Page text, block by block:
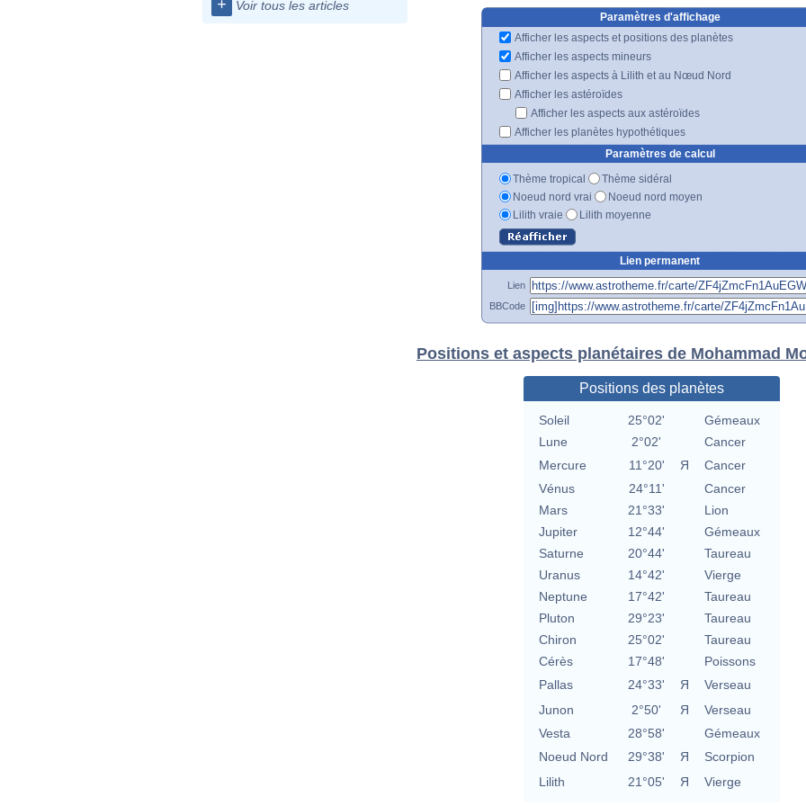
+ Voir tous les articles
Paramètres d'affichage
Afficher les aspects et positions des planètes
Afficher les aspects mineurs
Afficher les aspects à Lilith et au Nœud Nord
Afficher les astéroïdes
Afficher les aspects aux astéroïdes
Afficher les planètes hypothétiques
Paramètres de calcul
Thème tropical
Thème sidéral
Noeud nord vrai
Noeud nord moyen
Lilith vraie
Lilith moyenne
Lien permanent
Lien
BBCode
Positions et aspects planétaires de Mohammad
Positions des planètes
Soleil 25°02'
Gémeaux
Lune
2°02'
Cancer
Mercure
11°20' Я
Cancer
Vénus
24°11'
Cancer
Mars
21°33'
Lion
Jupiter
12°44'
Gémeaux
Saturne
20°44'
Taureau
Uranus
14°42'
Vierge
Neptune
17°42'
Taureau
Pluton
29°23'
Taureau
Chiron
25°02'
Taureau
Cérès
17°48'
Poissons
Pallas
24°33' Я
Verseau
Junon
2°50' Я
Verseau
Vesta
28°58'
Gémeaux
Noeud Nord
29°38' Я
Scorpion
Lilith
21°05' Я Vierge